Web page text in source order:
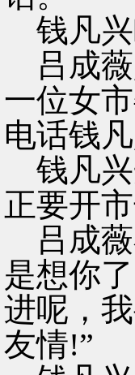
钱凡兴
吕成薇
一位女
电话钱
钱凡兴
正要开
吕成薇
是想你
进呢，
友情!”